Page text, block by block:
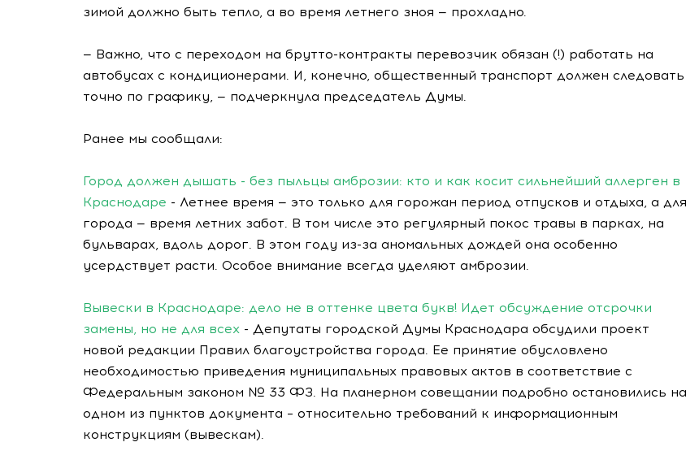
зимой должно быть тепло, а во время летнего зноя — прохладно.
— Важно, что с переходом на брутто-контракты перевозчик обязан (!) работать на
автобусах с кондиционерами. И, конечно, общественный транспорт должен следовать
точно по графику, — подчеркнула председатель Думы.
Ранее мы сообщали:
Город должен дышать - без пыльцы амброзии: кто и как косит сильнейший аллерген в
Краснодаре - Летнее время — это только для горожан период отпусков и отдыха, а для
города — время летних забот. В том числе это регулярный покос травы в парках, на
бульварах, вдоль дорог. В этом году из-за аномальных дождей она особенно
усердствует расти. Особое внимание всегда уделяют амброзии.
Вывески в Краснодаре: дело не в оттенке цвета букв! Идет обсуждение отсрочки
замены, но не для всех - Депутаты городской Думы Краснодара обсудили проект
новой редакции Правил благоустройства города. Ее принятие обусловлено
необходимостью приведения муниципальных правовых актов в соответствие с
Федеральным законом № 33 ФЗ. На планерном совещании подробно остановились на
одном из пунктов документа – относительно требований к информационным
конструкциям (вывескам).